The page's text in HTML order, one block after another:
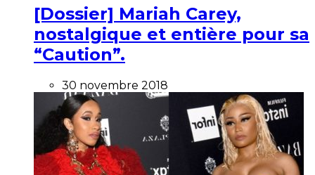
[Dossier] Mariah Carey,
nostalgique et entière pour sa
“Caution”.
30 novembre 2018